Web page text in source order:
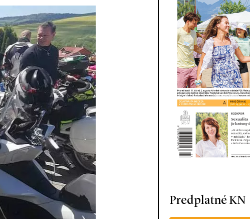
Predplatné KN